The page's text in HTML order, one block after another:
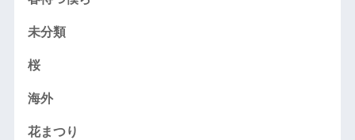
未分類
桜
海外
花まつり